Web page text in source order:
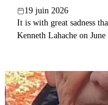
19 juin 2026
It is with great sadness
Kenneth Lahache on